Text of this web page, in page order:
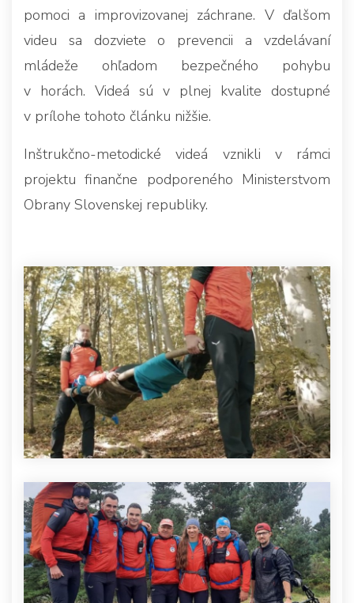
pomoci a improvizovanej záchrane. V ďalšom
videu sa dozviete o prevencii a vzdelávaní
mládeže ohľadom bezpečného pohybu
v horách. Videá sú v plnej kvalite dostupné
v prílohe tohoto článku nižšie.
Inštrukčno-metodické videá vznikli v rámci
projektu finančne podporeného Ministerstvom
Obrany Slovenskej republiky.